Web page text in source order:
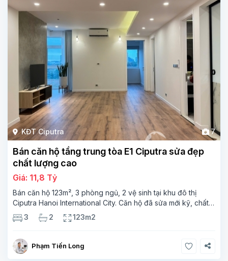
KĐT Ciputra 7
Bán căn hộ tầng trung tòa E1 Ciputra sửa đẹp
chất lượng cao
Giá: 11,8 Tỷ
Bán căn hộ 123m², 3 phòng ngủ, 2 vệ sinh tại khu đô thị
Ciputra Hanoi International City. Căn hộ đã sửa mới kỹ, chất
lượng cao, sàn gỗ, bếp hiện đại, không gian thoáng sáng.
3 2 123m2
Phạm Tiến Long